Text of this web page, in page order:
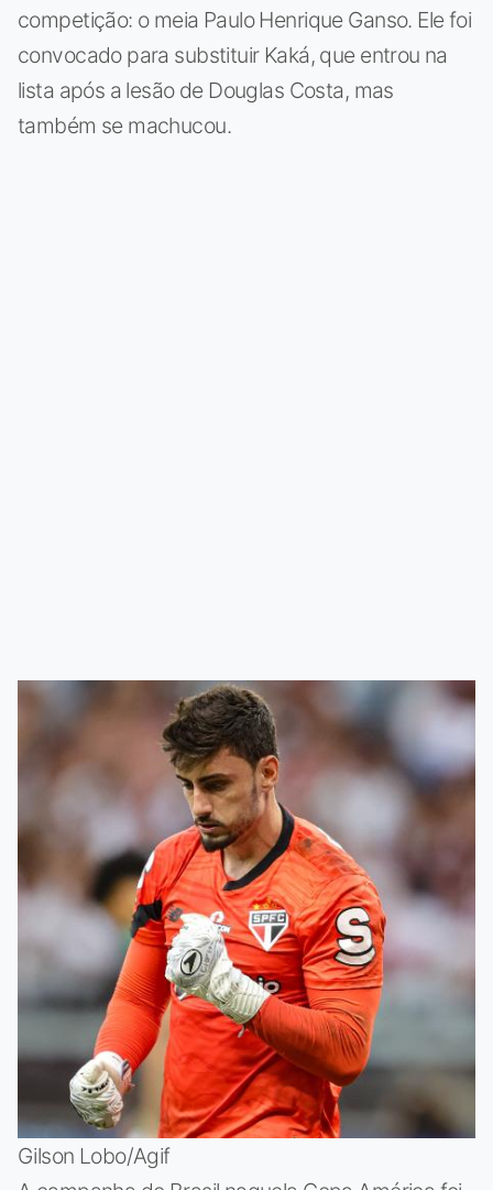
competição: o meia Paulo Henrique Ganso. Ele foi
convocado para substituir Kaká, que entrou na
lista após a lesão de Douglas Costa, mas
também se machucou.
Gilson Lobo/Agif